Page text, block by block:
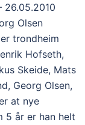
26.05.2010
Olsen
trondheim
Hofseth,
Skeide, Mats
Georg Olsen,
at nye
5 år er han helt